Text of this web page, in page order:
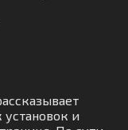
установок и